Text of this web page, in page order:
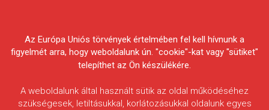
Egyesületek Szövetsége
Az Európa Uniós törvények értelmében fel kell hívnunk a
figyelmét arra, hogy weboldalunk ún. "cookie"-kat vagy "sütiket"
telepíthet az Ön készülékére.
A weboldalunk által használt sütik az oldal működéséhez
szükségesek, letiltásukkal, korlátozásukkal oldalunk egyes